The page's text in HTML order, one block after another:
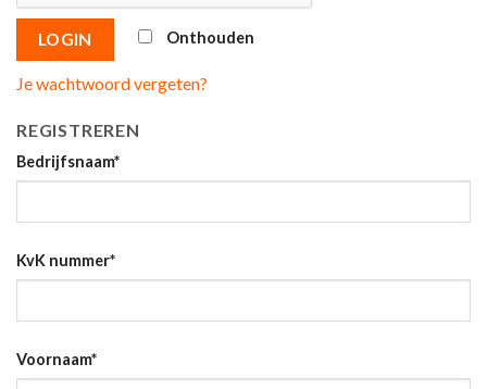
LOGIN Onthouden
Je wachtwoord vergeten?
REGISTREREN
Bedrijfsnaam*
KvK nummer*
Voornaam*